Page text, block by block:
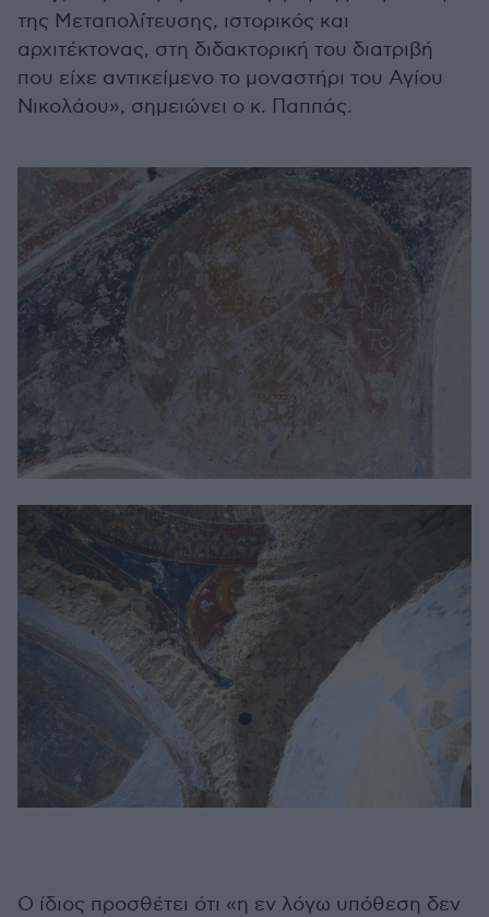
της Μεταπολίτευσης, ιστορικός και
αρχιτέκτονας, στη διδακτορική του διατριβή
που είχε αντικείμενο το μοναστήρι του Αγίου
Νικολάου», σημειώνει ο κ. Παππάς.
Ο ίδιος προσθέτει ότι «η εν λόγω υπόθεση δεν